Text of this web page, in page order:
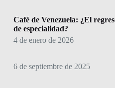
Café de Venezuela: ¿El
de especialidad?
4 de enero de 2026
6 de septiembre de 2025